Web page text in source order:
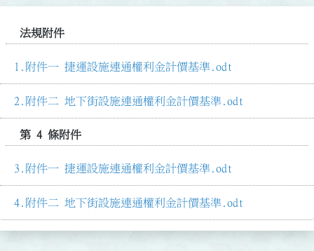
法規附件
附件一 捷運設施連通權利金計價基準.odt
附件二 地下街設施連通權利金計價基準.odt
第 4 條附件
附件一 捷運設施連通權利金計價基準.odt
附件二 地下街設施連通權利金計價基準.odt